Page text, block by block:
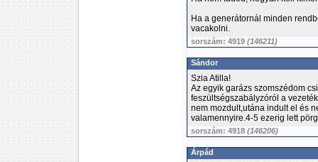
Ha a generátornál minden
vacakolni.
sorszám: 4919 (146211)
Sándor
Szia Atilla!
Az egyik garázs szomszédom
feszültségszabályzóról a
nem mozdult,utána indult el és
valamennyire.4-5 ezerig lett
sorszám: 4918 (146206)
Árpád